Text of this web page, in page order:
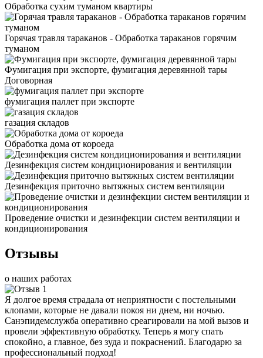
Обработка сухим туманом квартиры
Горячая травля тараканов - Обработка тараканов горячим
туманом
Фумигация при экспорте, фумигация деревянной тары
Договорная
фумигация паллет при экспорте
газация складов
Обработка дома от короеда
Дезинфекция систем кондиционирования и вентиляции
Дезинфекция приточно вытяжных систем вентиляции
Проведение очистки и дезинфекции систем вентиляции и
кондиционирования
Отзывы
о наших работах
Я долгое время страдала от неприятности с постельными
клопами, которые не давали покоя ни днем, ни ночью.
Санэпидемслужба оперативно среагировали на мой вызов и
провели эффективную обработку. Теперь я могу спать
спокойно, а главное, без зуда и покраснений. Благодарю за
профессиональный подход!